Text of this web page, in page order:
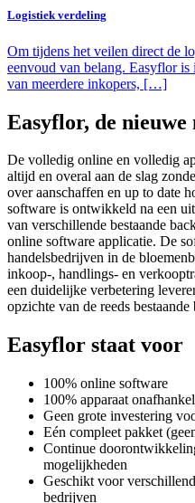
Logistiek verdeling
Om tijdens het veilen direct de
eenvoud van belang. Easyflor
van meerdere inkopers, […]
Easyflor, de
De volledig online en volledig
altijd en overal aan de slag
over aanschaffen en up to date
software is ontwikkeld na een
van verschillende bestaande
online software applicatie. De
handelsbedrijven in de
inkoop-, handlings- en
een duidelijke verbetering
opzichte van de reeds
Easyflor staat voor
100% online software
100% apparaat
Geen grote investering
Eén compleet pakket
Continue
mogelijkheden
Geschikt voor
bedrijven